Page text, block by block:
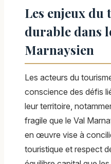
Les enjeux du
durable dans
Marnaysien
Les acteurs du
conscience des défis
leur territoire,
fragile que le Val
en œuvre vise à
touristique et respect